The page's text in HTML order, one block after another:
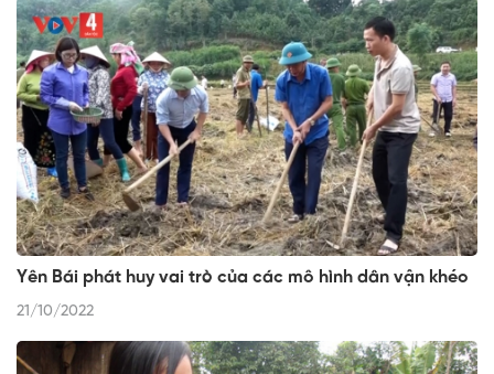
Yên Bái phát huy vai trò của các mô hình dân vận khéo
21/10/2022